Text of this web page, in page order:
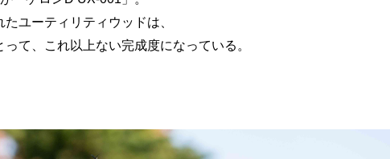
ユーティリティウッドは、
て、これ以上ない完成度になっている。